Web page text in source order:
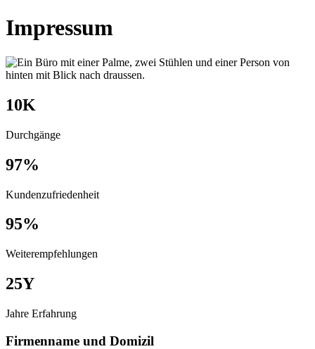
Impressum
10K
Durchgänge
97%
Kundenzufriedenheit
95%
Weiterempfehlungen
25Y
Jahre Erfahrung
Firmenname und Domizil